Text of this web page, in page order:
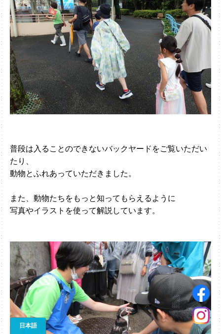
普段は入ることのできないバックヤードをご覧いただい
たり、
動物とふれあっていただきました。
また、動物たちをもっと知ってもらえるように
写真やイラストを使って解説しています。